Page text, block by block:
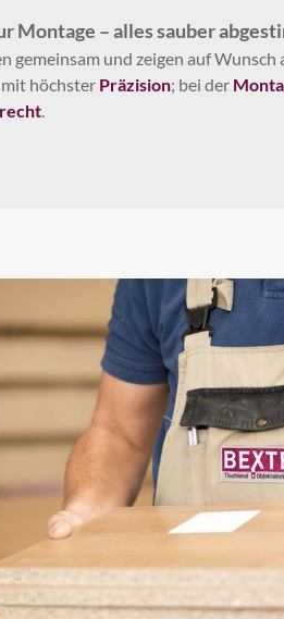
Montage – alles sauber
gemeinsam und zeigen auf
höchster Präzision; bei der
.